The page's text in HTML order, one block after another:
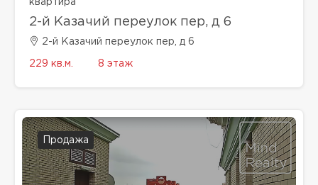
квартира
2-й Казачий переулок пер, д 6
2-й Казачий переулок пер, д 6
229 кв.м. 8 этаж
Продажа